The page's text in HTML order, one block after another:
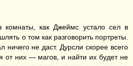
комнаты, как Джеймс устало сел в
о том как разговорить портреты.
ничего не даст. Дурсли скорее всего
от них — магов, и найти их будет не